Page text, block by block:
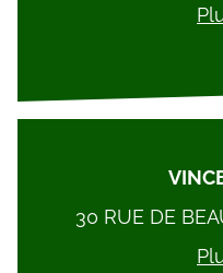
30 RUE DE